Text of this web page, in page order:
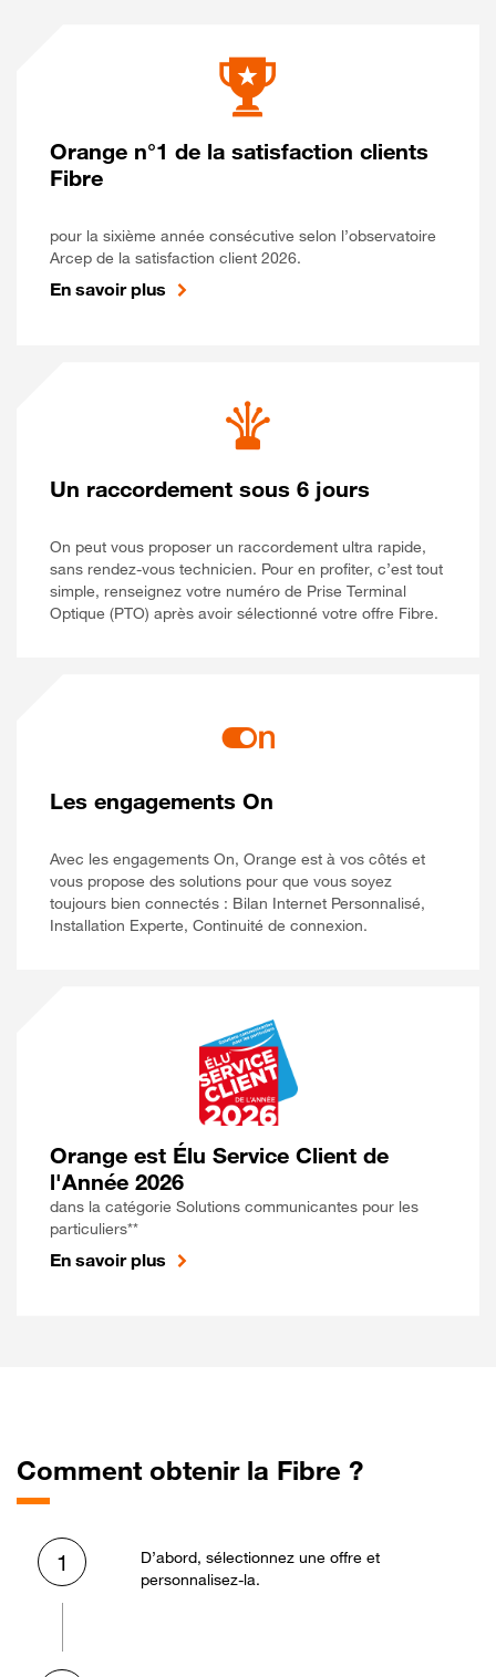
Orange n°1 de la satisfaction clients
Fibre
pour la sixième année consécutive selon l’observatoire
Arcep de la satisfaction client 2026.
En savoir plus
Un raccordement sous 6 jours
On peut vous proposer un raccordement ultra rapide,
sans rendez-vous technicien. Pour en profiter, c’est tout
simple, renseignez votre numéro de Prise Terminal
Optique (PTO) après avoir sélectionné votre offre Fibre.
Les engagements On
Avec les engagements On, Orange est à vos côtés et
vous propose des solutions pour que vous soyez
toujours bien connectés : Bilan Internet Personnalisé,
Installation Experte, Continuité de connexion.
Orange est Élu Service Client de
l'Année 2026
dans la catégorie Solutions communicantes pour les
particuliers**
En savoir plus
Comment obtenir la Fibre ?
1
D’abord, sélectionnez une offre et
personnalisez-la.